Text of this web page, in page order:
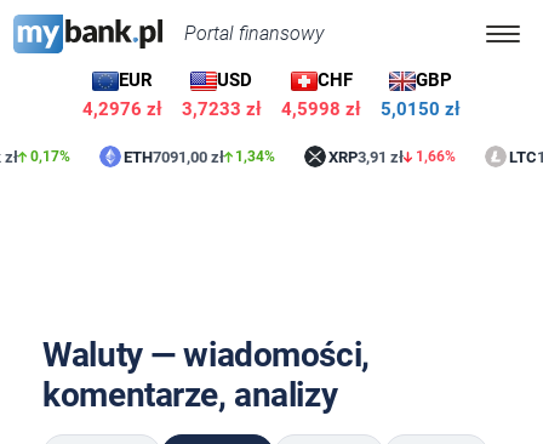
Portal finansowy
EUR
4,2976 zł
USD
3,7233 zł
CHF
4,5998 zł
GBP
5,0150 zł
0,17% ETH7091,00 zł 1,34% XRP3,91 zł 1,66% LTC
Waluty — wiadomości,
komentarze, analizy